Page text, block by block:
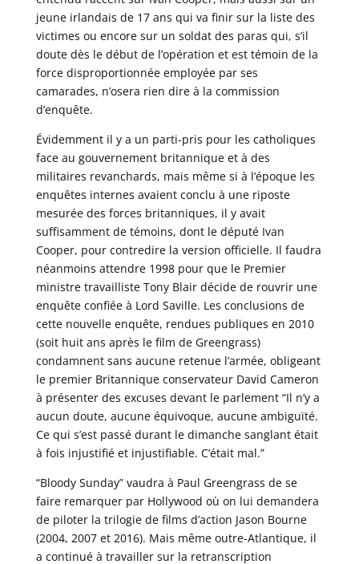
jeune irlandais de 17 ans qui va finir sur la liste des
victimes ou encore sur un soldat des paras qui, s’il
doute dès le début de l’opération et est témoin de la
force disproportionnée employée par ses
camarades, n’osera rien dire à la commission
d’enquête.
Évidemment il y a un parti-pris pour les catholiques
face au gouvernement britannique et à des
militaires revanchards, mais même si à l’époque les
enquêtes internes avaient conclu à une riposte
mesurée des forces britanniques, il y avait
suffisamment de témoins, dont le député Ivan
Cooper, pour contredire la version officielle. Il faudra
néanmoins attendre 1998 pour que le Premier
ministre travailliste Tony Blair décide de rouvrir une
enquête confiée à Lord Saville. Les conclusions de
cette nouvelle enquête, rendues publiques en 2010
(soit huit ans après le film de Greengrass)
condamnent sans aucune retenue l’armée, obligeant
le premier Britannique conservateur David Cameron
à présenter des excuses devant le parlement “Il n’y a
aucun doute, aucune équivoque, aucune ambiguïté.
Ce qui s’est passé durant le dimanche sanglant était
à fois injustifié et injustifiable. C’était mal.”
“Bloody Sunday” vaudra à Paul Greengrass de se
faire remarquer par Hollywood où on lui demandera
de piloter la trilogie de films d’action Jason Bourne
(2004, 2007 et 2016). Mais même outre-Atlantique, il
a continué à travailler sur la retranscription